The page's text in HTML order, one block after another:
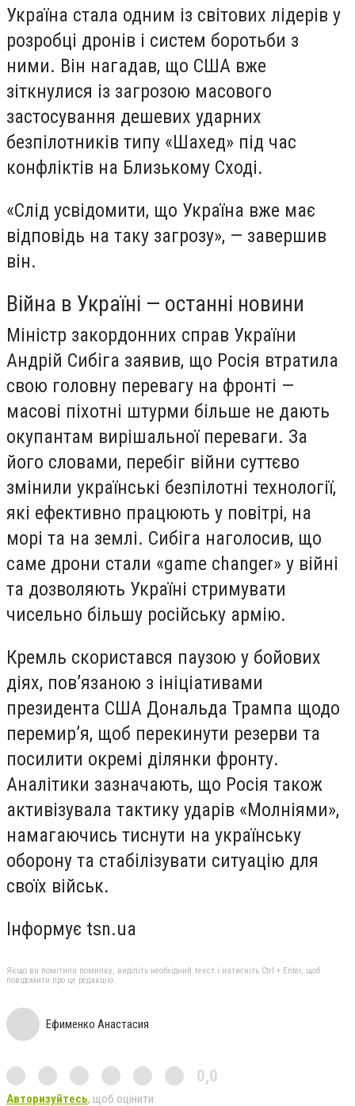
Україна стала одним із світових лідерів у
розробці дронів і систем боротьби з
ними. Він нагадав, що США вже
зіткнулися із загрозою масового
застосування дешевих ударних
безпілотників типу «Шахед» під час
конфліктів на Близькому Сході.
«Слід усвідомити, що Україна вже має
відповідь на таку загрозу», — завершив
він.
Війна в Україні — останні новини
Міністр закордонних справ України
Андрій Сибіга заявив, що Росія втратила
свою головну перевагу на фронті —
масові піхотні штурми більше не дають
окупантам вирішальної переваги. За
його словами, перебіг війни суттєво
змінили українські безпілотні технології,
які ефективно працюють у повітрі, на
морі та на землі. Сибіга наголосив, що
саме дрони стали «game changer» у війні
та дозволяють Україні стримувати
чисельно більшу російську армію.
Кремль скористався паузою у бойових
діях, пов’язаною з ініціативами
президента США Дональда Трампа щодо
перемир’я, щоб перекинути резерви та
посилити окремі ділянки фронту.
Аналітики зазначають, що Росія також
активізувала тактику ударів «Молніями»,
намагаючись тиснути на українську
оборону та стабілізувати ситуацію для
своїх військ.
Інформує tsn.ua
Якщо ви помітили помилку, виділіть необхідний текст і натисніть Ctrl + Enter, щоб
повідомити про це редакцію
Ефименко Анастасия
0,0
Авторизуйтесь, щоб оцінити